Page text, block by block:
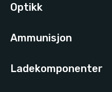
Optikk
Ammunisjon
Ladekomponenter